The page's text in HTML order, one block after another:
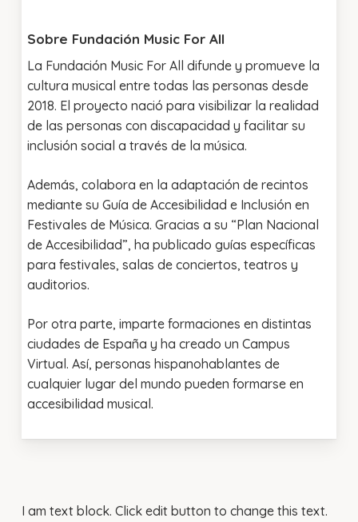
Sobre Fundación Music For All
La Fundación Music For All difunde y promueve la
cultura musical entre todas las personas desde
2018. El proyecto nació para visibilizar la realidad
de las personas con discapacidad y facilitar su
inclusión social a través de la música.
Además, colabora en la adaptación de recintos
mediante su Guía de Accesibilidad e Inclusión en
Festivales de Música. Gracias a su “Plan Nacional
de Accesibilidad”, ha publicado guías específicas
para festivales, salas de conciertos, teatros y
auditorios.
Por otra parte, imparte formaciones en distintas
ciudades de España y ha creado un Campus
Virtual. Así, personas hispanohablantes de
cualquier lugar del mundo pueden formarse en
accesibilidad musical.
I am text block. Click edit button to change this text.